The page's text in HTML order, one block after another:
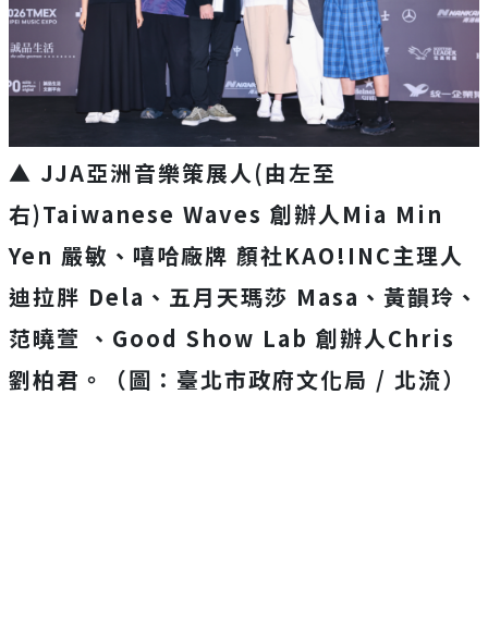
▲ JJA亞洲音樂策展人(由左至
右)Taiwanese Waves 創辦人Mia Min
Yen 嚴敏、嘻哈廠牌 顏社KAO!INC主理人
迪拉胖 Dela、五月天瑪莎 Masa、黃韻玲、
范曉萱 、Good Show Lab 創辦人Chris
劉柏君。（圖：臺北市政府文化局 / 北流）